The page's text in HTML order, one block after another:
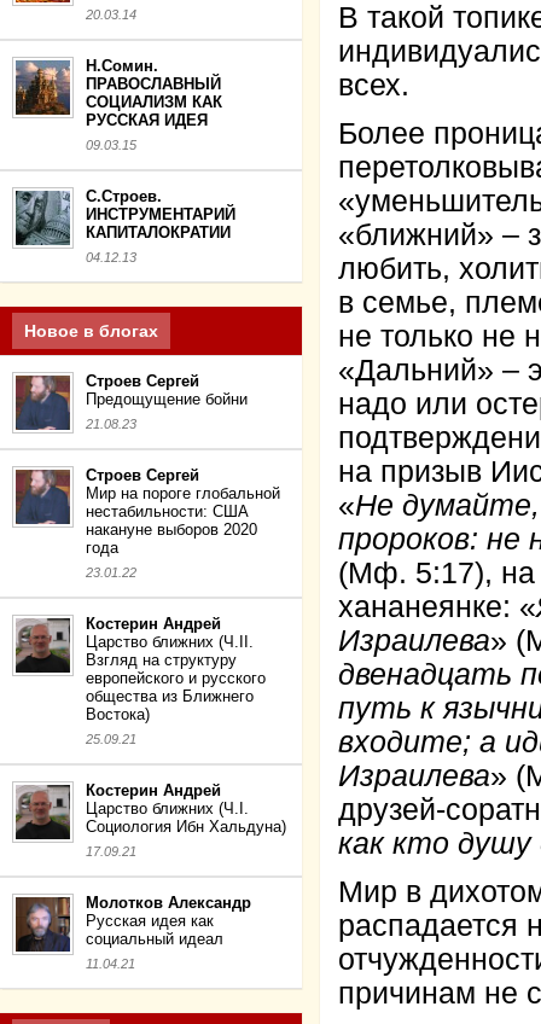
20.03.14
Н.Сомин.
ПРАВОСЛАВНЫЙ
СОЦИАЛИЗМ КАК
РУССКАЯ ИДЕЯ
09.03.15
С.Строев.
ИНСТРУМЕНТАРИЙ
КАПИТАЛОКРАТИИ
04.12.13
Новое в блогах
Строев Сергей
Предощущение бойни
21.08.23
Строев Сергей
Мир на пороге глобальной
нестабильности: США
накануне выборов 2020
года
23.01.22
Костерин Андрей
Царство ближних (Ч.II.
Взгляд на структуру
европейского и русского
общества из Ближнего
Востока)
25.09.21
Костерин Андрей
Царство ближних (Ч.I.
Социология Ибн Хальдуна)
17.09.21
Молотков Александр
Русская идея как
социальный идеал
11.04.21
В такой
всех.
Более
«ближний» –
любить,
в семье,
не только не
«Дальний» –
надо или
на призыв
«Не
пророков: не
(Мф. 5:17), на
хананеянке: «
Израилева»
двенадцать
путь к
входите; а
Израилева»
друзей-
как кто душу
Мир в
распадается
причинам не